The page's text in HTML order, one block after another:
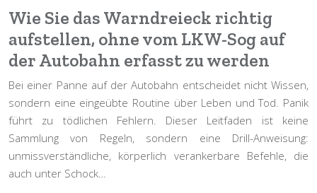
Wie Sie das Warndreieck richtig
aufstellen, ohne vom LKW-Sog auf
der Autobahn erfasst zu werden
Bei einer Panne auf der Autobahn entscheidet nicht Wissen,
sondern eine eingeübte Routine über Leben und Tod. Panik
führt zu tödlichen Fehlern. Dieser Leitfaden ist keine
Sammlung von Regeln, sondern eine Drill-Anweisung:
unmissverständliche, körperlich verankerbare Befehle, die
auch unter Schock…